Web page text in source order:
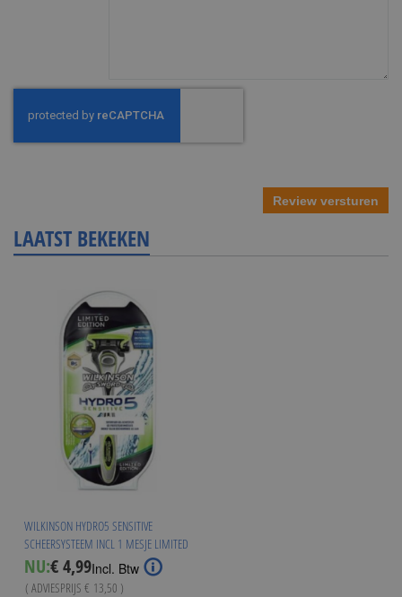
Review versturen
LAATST BEKEKEN
WILKINSON HYDRO5 SENSITIVE
SCHEERSYSTEEM INCL 1 MESJE LIMITED
NU:Special
Price
€ 4,99Incl. Btw
( ADVIESPRIJS € 13,50 )